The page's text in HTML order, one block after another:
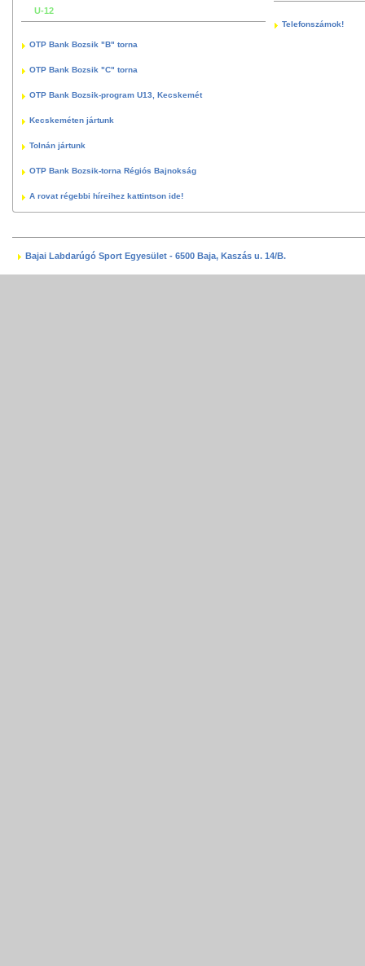
U-12
OTP Bank Bozsik "B" torna
OTP Bank Bozsik "C" torna
OTP Bank Bozsik-program U13, Kecskemét
Kecskeméten jártunk
Tolnán jártunk
OTP Bank Bozsik-torna Régiós Bajnokság
A rovat régebbi híreihez kattintson ide!
Telefonszámok!
Bajai Labdarúgó Sport Egyesület - 6500 Baja, Kaszás u. 14/B.